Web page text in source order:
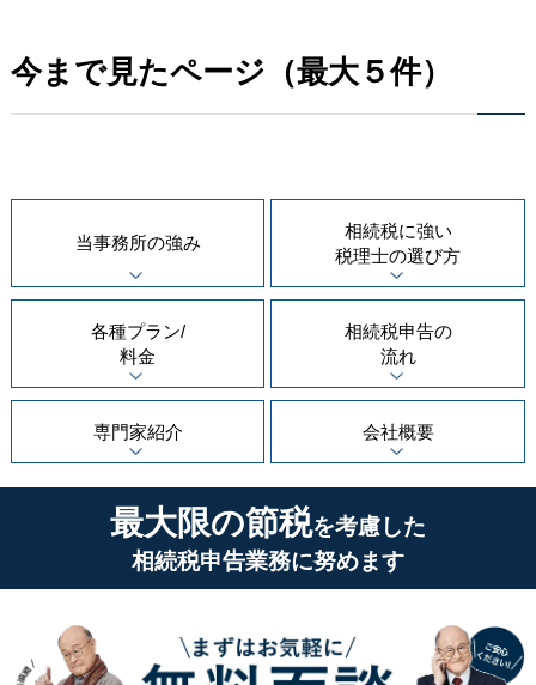
今まで見たページ（最大５件）
当事務所の強み
相続税に強い
税理士の選び方
各種プラン/
料金
相続税申告の
流れ
専門家紹介 会社概要
最大限の節税を考慮した
相続税申告業務に努めます